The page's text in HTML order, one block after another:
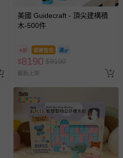
美國 Guidecraft - 頂尖建構積
木-500件
9折 即將售完
$8190 $9100
最新上架